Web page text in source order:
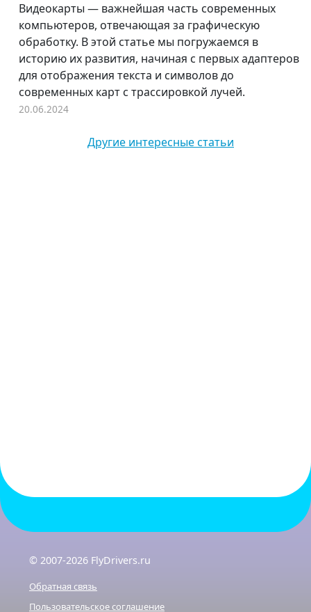
Видеокарты — важнейшая часть современных
компьютеров, отвечающая за графическую
обработку. В этой статье мы погружаемся в
историю их развития, начиная с первых адаптеров
для отображения текста и символов до
современных карт с трассировкой лучей.
20.06.2024
Другие интересные статьи
© 2007-2026 FlyDrivers.ru
Обратная связь
Пользовательское соглашение